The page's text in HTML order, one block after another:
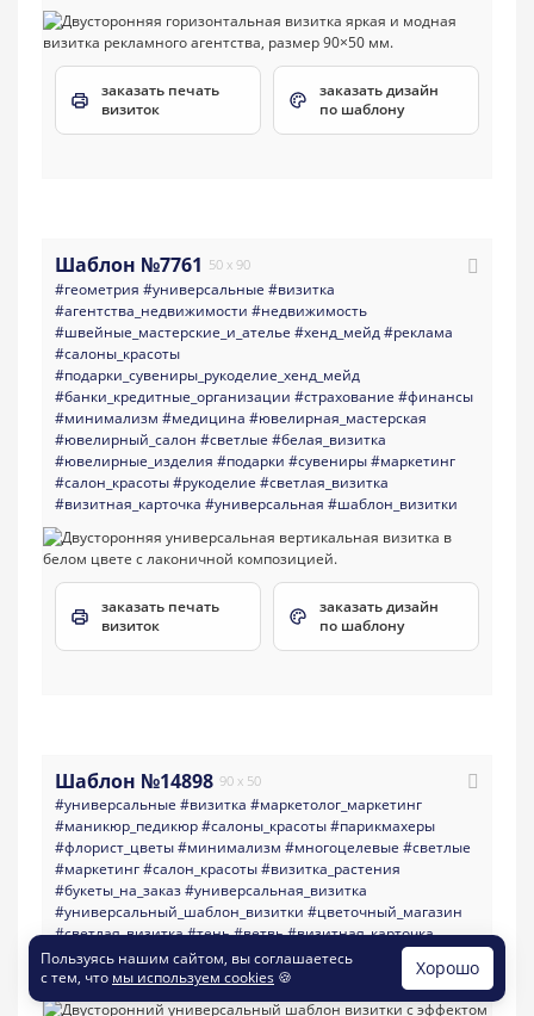
заказать печать
визиток
заказать дизайн
по шаблону
Шаблон №7761 50 x 90
#геометрия #универсальные #визитка
#агентства_недвижимости #недвижимость
#швейные_мастерские_и_ателье #хенд_мейд#реклама
#салоны_красоты
#подарки_сувениры_рукоделие_хенд_мейд
#банки_кредитные_организации #страхование #финансы
#минимализм #медицина #ювелирная_мастерская
#ювелирный_салон #светлые #белая_визитка
#ювелирные_изделия #подарки #сувениры#маркетинг
#салон_красоты#рукоделие #светлая_визитка
#визитная_карточка #универсальная #шаблон_визитки
заказать печать
визиток
заказать дизайн
по шаблону
Шаблон №14898 90 x 50
#универсальные #визитка #маркетолог_маркетинг
#маникюр_педикюр#салоны_красоты#парикмахеры
#флорист_цветы#минимализм #многоцелевые #светлые
#маркетинг#салон_красоты#визитка_растения
#букеты_на_заказ#универсальная_визитка
#универсальный_шаблон_визитки #цветочный_магазин
#светлая_визитка#тень#ветвь#визитная_карточка
#маркетолог #веточка #тень_листьев#эффект_тени
#универсальный#шаблон_визитки
Пользуясь нашим сайтом, вы соглашаетесь
с тем, что мы используем cookies 🍪 Хорошо